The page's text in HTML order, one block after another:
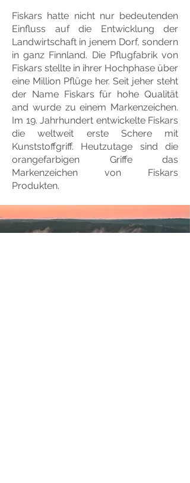
Fiskars hatte nicht nur bedeutenden
Einfluss auf die Entwicklung der
Landwirtschaft in jenem Dorf, sondern
in ganz Finnland. Die Pflugfabrik von
Fiskars stellte in ihrer Hochphase über
eine Million Pflüge her. Seit jeher steht
der Name Fiskars für hohe Qualität
and wurde zu einem Markenzeichen.
Im 19. Jahrhundert entwickelte Fiskars
die weltweit erste Schere mit
Kunststoffgriff. Heutzutage sind die
orangefarbigen Griffe das
Markenzeichen von Fiskars
Produkten.